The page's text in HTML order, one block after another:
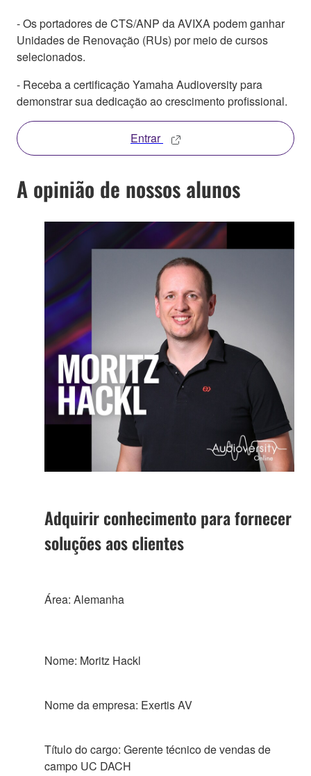
- Os portadores de CTS/ANP da AVIXA podem ganhar
Unidades de Renovação (RUs) por meio de cursos
selecionados.
- Receba a certificação Yamaha Audioversity para
demonstrar sua dedicação ao crescimento profissional.
Entrar
A opinião de nossos alunos
Adquirir conhecimento para fornecer
soluções aos clientes
Área: Alemanha
Nome: Moritz Hackl
Nome da empresa: Exertis AV
Título do cargo: Gerente técnico de vendas de
campo UC DACH